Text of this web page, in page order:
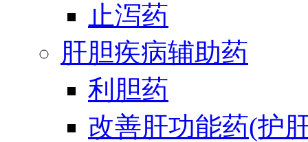
止泻药
肝胆疾病辅助药
利胆药
改善肝功能药(护